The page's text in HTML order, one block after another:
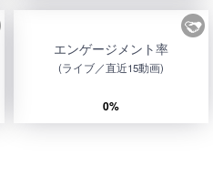
エンゲージメント率
(ライブ／直近15動画)
0%